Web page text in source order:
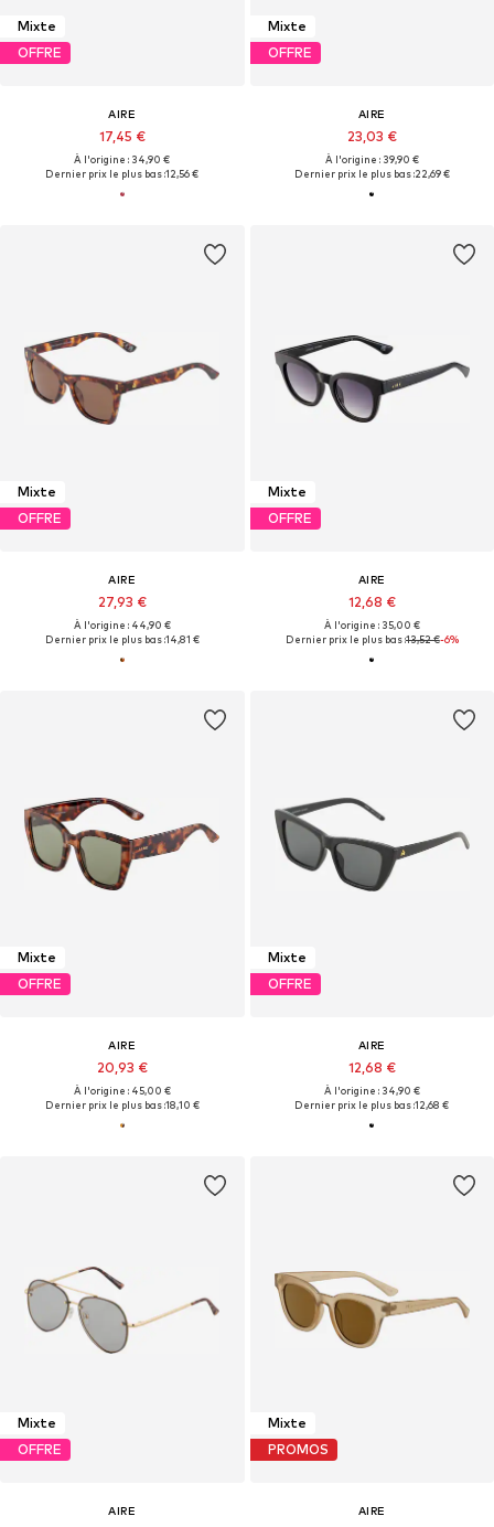
Mixte
OFFRE
AIRE
17,45 €
À l'origine : 34,90 €
Dernier prix le plus bas :12,56 €
Mixte
OFFRE
AIRE
23,03 €
À l'origine : 39,90 €
Dernier prix le plus bas :22,69 €
Mixte
OFFRE
AIRE
27,93 €
À l'origine : 44,90 €
Dernier prix le plus bas :14,81 €
Mixte
OFFRE
AIRE
12,68 €
À l'origine : 35,00 €
Dernier prix le plus bas :13,52 €-6%
Mixte
OFFRE
AIRE
20,93 €
À l'origine : 45,00 €
Dernier prix le plus bas :18,10 €
Mixte
OFFRE
AIRE
12,68 €
À l'origine : 34,90 €
Dernier prix le plus bas :12,68 €
Mixte
OFFRE
AIRE
Mixte
PROMOS
AIRE